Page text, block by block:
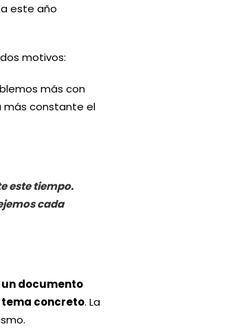
este año
motivos:
más con
más constante el
este tiempo.
cada
un documento
tema concreto. La